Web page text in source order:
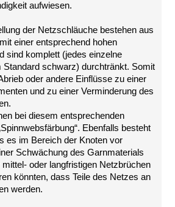
aufwiesen.
der Netzschläuche bestehen aus
einer entsprechend hohen
sind komplett (jedes einzelne
Standard schwarz) durchtränkt. Somit
oder andere Einflüsse zu einer
und zu einer Verminderung des
bei diesem entsprechenden
Ebenfalls besteht
es im Bereich der Knoten vor
Schwächung des Garnmaterials
oder langfristigen Netzbrüchen
könnten, dass Teile des Netzes an
werden.